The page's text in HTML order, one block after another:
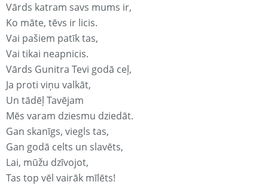
Vārds katram savs mums ir,
Ko māte, tēvs ir licis.
Vai pašiem patīk tas,
Vai tikai neapnicis.
Vārds Gunitra Tevi godā ceļ,
Ja proti viņu valkāt,
Un tādēļ Tavējam
Mēs varam dziesmu dziedāt.
Gan skanīgs, viegls tas,
Gan godā celts un slavēts,
Lai, mūžu dzīvojot,
Tas top vēl vairāk mīlēts!